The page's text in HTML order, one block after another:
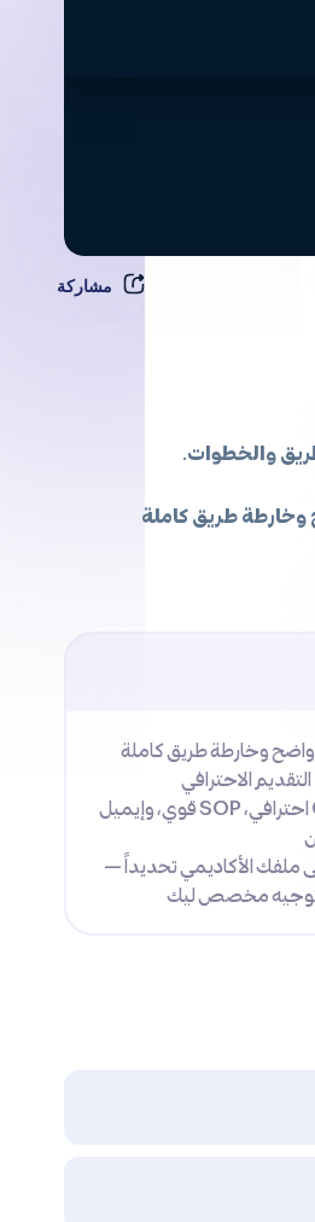
مشاركة
والخطوات.
طريق كاملة
واضح وخارطة طريق كاملة
الاحترافي
بتطلع بملف جاهز: CV احترافي، SOP قوي، وإيميل
الأكاديمي تحديداً —
مخصص ليك